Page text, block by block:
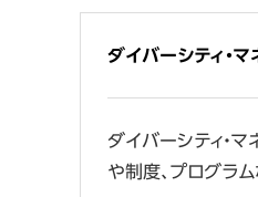
ダイバーシティ・マ
ダイバーシティ・
や制度、プログラ